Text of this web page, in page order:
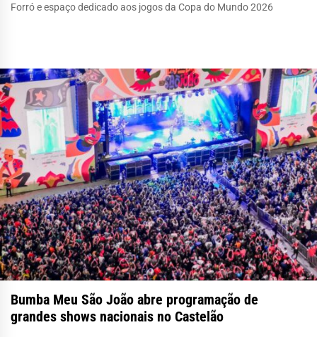
Forró e espaço dedicado aos jogos da Copa do Mundo 2026
Bumba Meu São João abre programação de
grandes shows nacionais no Castelão